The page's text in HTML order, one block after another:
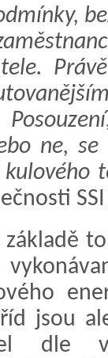
ne,
jsou
dle